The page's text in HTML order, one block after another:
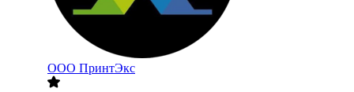
ООО ПринтЭкс